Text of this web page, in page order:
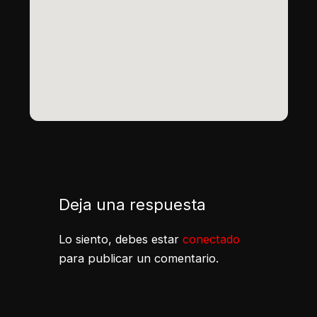
Deja una respuesta
Lo siento, debes estar conectado
para publicar un comentario.